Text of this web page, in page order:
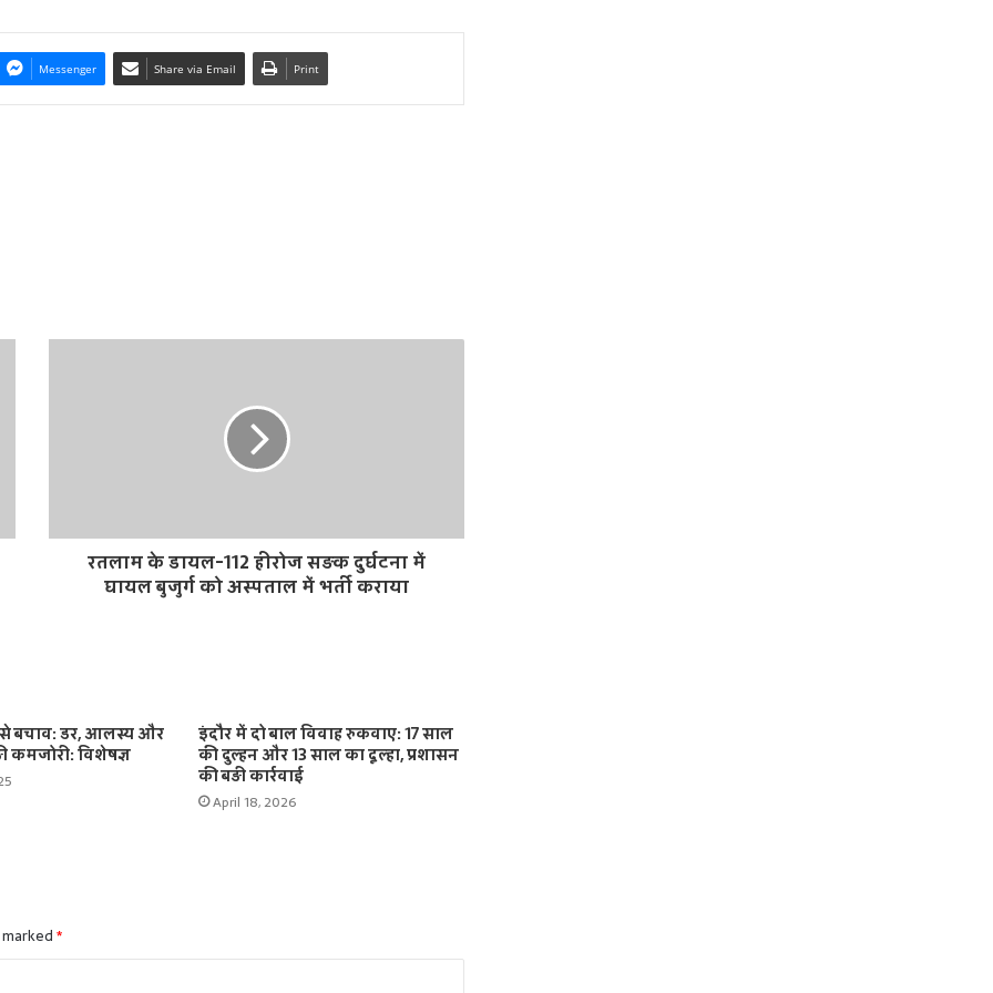
Messenger Share via Email Print
रतलाम के डायल-112 हीरोज सड़क दुर्घटना में
घायल बुजुर्ग को अस्पताल में भर्ती कराया
से बचाव: डर, आलस्य और
कमजोरी: विशेषज्ञ
इंदौर में दो बाल विवाह रुकवाए: 17 साल
की दुल्हन और 13 साल का दूल्हा, प्रशासन
की बड़ी कार्रवाई
April 18, 2026
*